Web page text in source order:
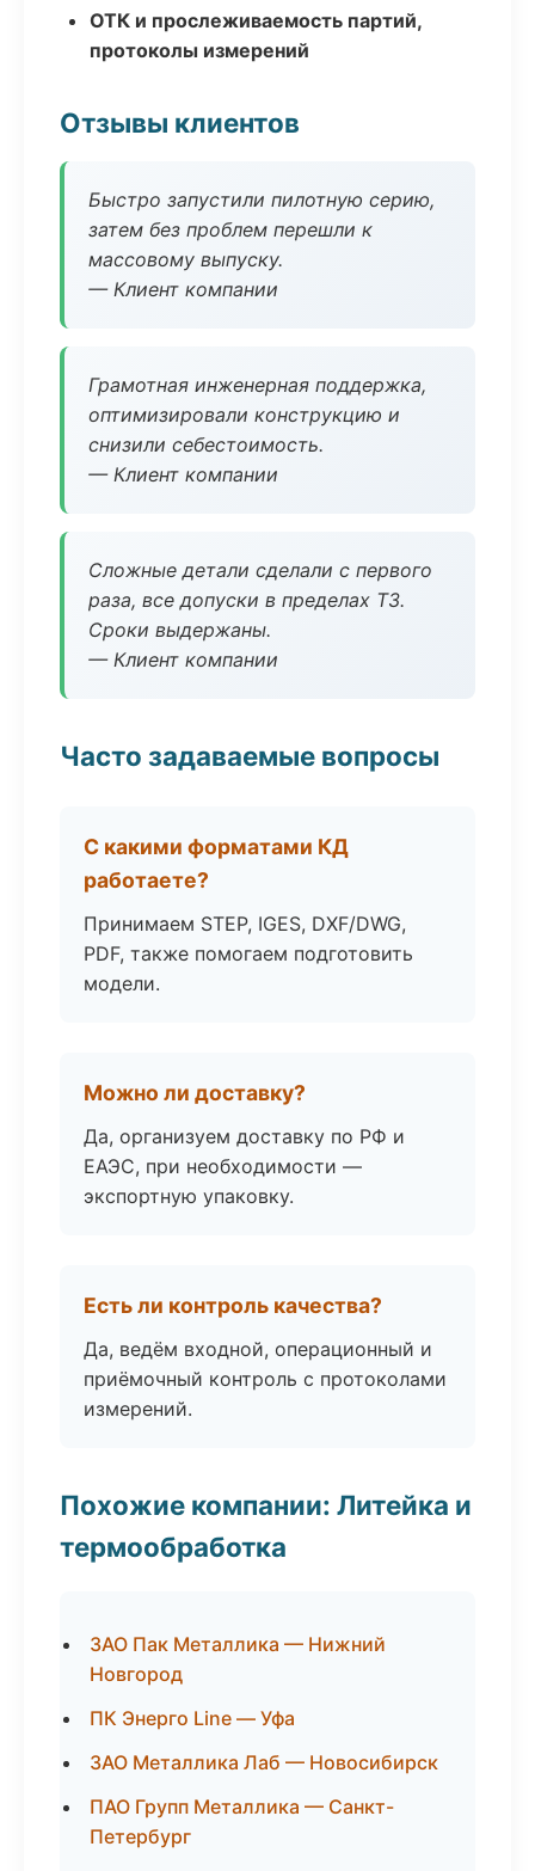
ОТК и прослеживаемость партий,
протоколы измерений
Отзывы клиентов
Быстро запустили пилотную серию,
затем без проблем перешли к
массовому выпуску.
— Клиент компании
Грамотная инженерная поддержка,
оптимизировали конструкцию и
снизили себестоимость.
— Клиент компании
Сложные детали сделали с первого
раза, все допуски в пределах ТЗ.
Сроки выдержаны.
— Клиент компании
Часто задаваемые вопросы
С какими форматами КД
работаете?
Принимаем STEP, IGES, DXF/DWG,
PDF, также помогаем подготовить
модели.
Можно ли доставку?
Да, организуем доставку по РФ и
ЕАЭС, при необходимости —
экспортную упаковку.
Есть ли контроль качества?
Да, ведём входной, операционный и
приёмочный контроль с протоколами
измерений.
Похожие компании: Литейка и
термообработка
ЗАО Пак Металлика — Нижний
Новгород
ПК Энерго Line — Уфа
ЗАО Металлика Лаб — Новосибирск
ПАО Групп Металлика — Санкт-
Петербург